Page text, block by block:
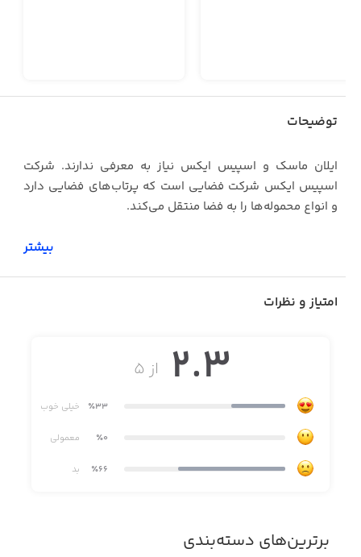
توضیحات
ایلان ماسک و اسپیس ایکس نیاز به معرفی ندارند. شرکت
اسپیس ایکس شرکت فضایی است که پرتاب‌های فضایی دارد
و انواع محموله‌ها را به فضا منتقل می‌کند.
اطلاعات مرتبط با پرتاب‌های گذشته و آینده را ببینید. همچنین
می‌شود تا به اسپیس ایکس و فضا بیشتر علاقه‌مند شوید.
امکانات XLaunch:
-اطلاعات پرتاب‌های گذشته و آینده
-اخبار مربوط به اسپیس ایکس
بیشتر
امتیاز و نظرات
از ۵ 2.3
٪33 خیلی خوب
٪0 معمولی
٪66 بد
برترین‌های دسته‌بندی